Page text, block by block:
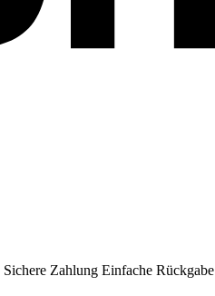
Sichere Zahlung Einfache Rückgabe